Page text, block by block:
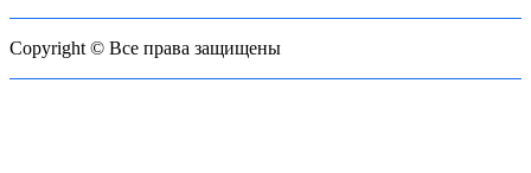
Copyright © Все права защищены